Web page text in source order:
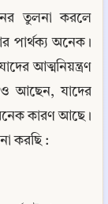
তুলনা করলে
পার্থক্য অনেক।
আত্মনিয়ন্ত্রণ
আছেন, যাদের
অনেক কারণ আছে।
করছি :